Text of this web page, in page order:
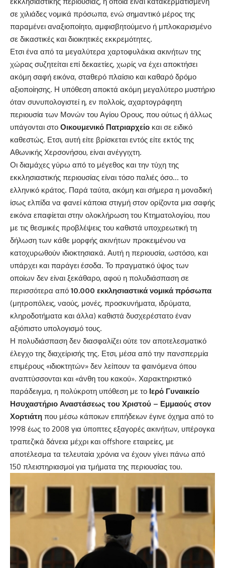
σε χιλιάδες νομικά πρόσωπα, ενώ σημαντικό μέρος της
παραμένει αναξιοποίητο, αμφισβητούμενο ή μπλοκαρισμένο
σε δικαστικές και διοικητικές εκκρεμότητες.
Ετσι ένα από τα μεγαλύτερα χαρτοφυλάκια ακινήτων της
χώρας συζητείται επί δεκαετίες, χωρίς να έχει αποκτήσει
ακόμη σαφή εικόνα, σταθερό πλαίσιο και καθαρό δρόμο
αξιοποίησης. Η υπόθεση αποκτά ακόμη μεγαλύτερο μυστήριο
όταν συνυπολογιστεί η, εν πολλοίς, αχαρτογράφητη
περιουσία των Μονών του Αγίου Ορους, που ούτως ή άλλως
υπάγονται στο Οικουμενικό Πατριαρχείο και σε ειδικό
καθεστώς. Ετσι, αυτή είτε βρίσκεται εντός είτε εκτός της
Αθωνικής Χερσονήσου, είναι ανέγγιχτη.
Οι διαμάχες γύρω από το μέγεθος και την τύχη της
εκκλησιαστικής περιουσίας είναι τόσο παλιές όσο… το
ελληνικό κράτος. Παρά ταύτα, ακόμη και σήμερα η μοναδική
ίσως ελπίδα να φανεί κάποια στιγμή στον ορίζοντα μια σαφής
εικόνα επαφίεται στην ολοκλήρωση του Κτηματολογίου, που
με τις θεσμικές προβλέψεις του καθιστά υποχρεωτική τη
δήλωση των κάθε μορφής ακινήτων προκειμένου να
κατοχυρωθούν ιδιοκτησιακά. Αυτή η περιουσία, ωστόσο, και
υπάρχει και παράγει έσοδα. Το πραγματικό ύψος των
οποίων δεν είναι ξεκάθαρο, αφού η πολυδιάσπαση σε
περισσότερα από 10.000 εκκλησιαστικά νομικά πρόσωπα
(μητροπόλεις, ναούς, μονές, προσκυνήματα, ιδρύματα,
κληροδοτήματα και άλλα) καθιστά δυσχερέστατο έναν
αξιόπιστο υπολογισμό τους.
Η πολυδιάσπαση δεν διασφαλίζει ούτε τον αποτελεσματικό
έλεγχο της διαχείρισής της. Ετσι, μέσα από την πανσπερμία
επιμέρους «ιδιοκτητών» δεν λείπουν τα φαινόμενα όπου
αναπτύσσονται και «άνθη του κακού». Χαρακτηριστικό
παράδειγμα, η πολύκροτη υπόθεση με το Ιερό Γυναικείο
Ησυχαστήριο Αναστάσεως του Χριστού – Εμμαούς στον
Χορτιάτη που μέσω κάποιων επιτήδειων έγινε όχημα από το
1998 έως το 2008 για ύποπτες εξαγορές ακινήτων, υπέρογκα
τραπεζικά δάνεια μέχρι και offshore εταιρείες, με
αποτέλεσμα τα τελευταία χρόνια να έχουν γίνει πάνω από
150 πλειστηριασμοί για τμήματα της περιουσίας του.